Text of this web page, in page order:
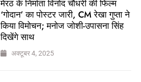
मेरठ के निर्माता विनोद चौधरी की फिल्म
‘गोदान’ का पोस्टर जारी, CM रेखा गुप्ता ने
किया विमोचन; मनोज जोशी-उपासना सिंह
दिखेंगे साथ
अक्टूबर 4, 2025